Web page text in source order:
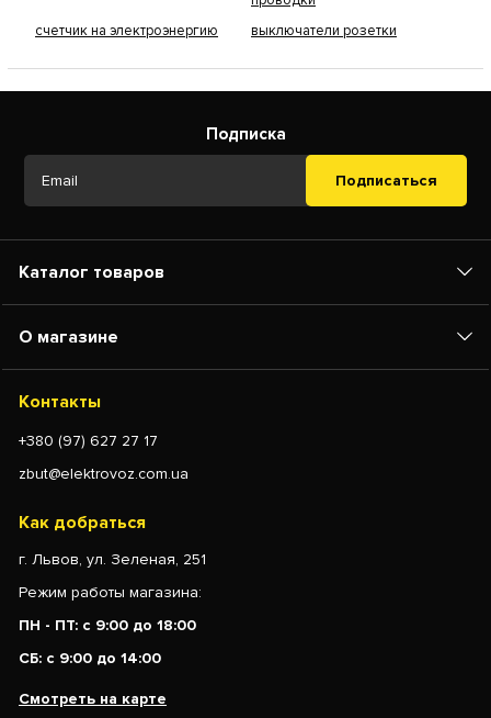
счетчик на электроэнергию
выключатели розетки
Подписка
Подписаться
Каталог товаров
О магазине
Контакты
+380 (97) 627 27 17
zbut@elektrovoz.com.ua
Как добраться
г. Львов, ул. Зеленая, 251
Режим работы магазина:
ПН - ПТ: с 9:00 до 18:00
СБ: с 9:00 до 14:00
Смотреть на карте